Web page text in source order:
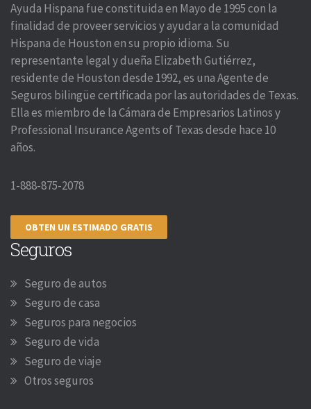
Ayuda Hispana fue constituida en Mayo de 1995 con la
finalidad de proveer servicios y ayudar a la comunidad
Hispana de Houston en su propio idioma. Su
representante legal y dueña Elizabeth Gutiérrez,
residente de Houston desde 1992, es una Agente de
Seguros bilingüe certificada por las autoridades de Texas.
Ella es miembro de la Cámara de Empresarios Latinos y
Professional Insurance Agents of Texas desde hace 10
años.
1-888-875-2078
OBTEN UN ESTIMADO GRATIS
Seguros
Seguro de autos
Seguro de casa
Seguros para negocios
Seguro de vida
Seguro de viaje
Otros seguros